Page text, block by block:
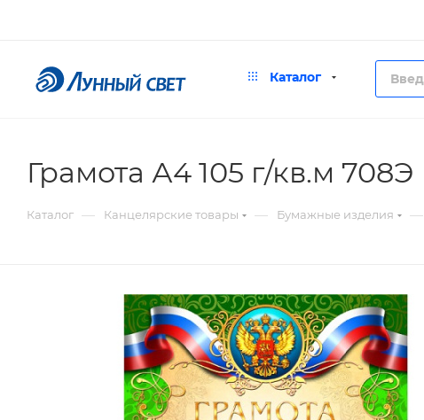
Каталог
Грамота А4 105 г/кв.м 708Э
Каталог — Канцелярские товары — Бумажные изделия —